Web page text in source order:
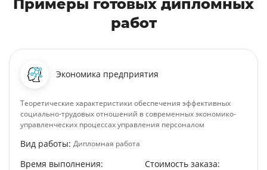
Примеры готовых дипломных
работ
Экономика предприятия
Теоретические характеристики обеспечения эффективных
социально-трудовых отношений в современных экономико-
управленческих процессах управления персоналом
Вид работы: Дипломная работа
Время выполнения: Стоимость заказа: